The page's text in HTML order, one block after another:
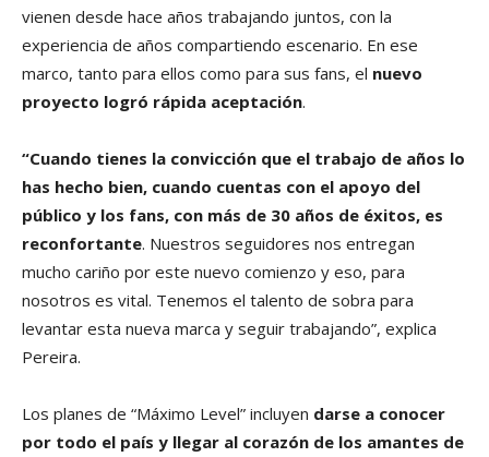
vienen desde hace años trabajando juntos, con la
experiencia de años compartiendo escenario. En ese
marco, tanto para ellos como para sus fans, el nuevo
proyecto logró rápida aceptación.
“Cuando tienes la convicción que el trabajo de años lo
has hecho bien, cuando cuentas con el apoyo del
público y los fans, con más de 30 años de éxitos, es
reconfortante. Nuestros seguidores nos entregan
mucho cariño por este nuevo comienzo y eso, para
nosotros es vital. Tenemos el talento de sobra para
levantar esta nueva marca y seguir trabajando”, explica
Pereira.
Los planes de “Máximo Level” incluyen darse a conocer
por todo el país y llegar al corazón de los amantes de